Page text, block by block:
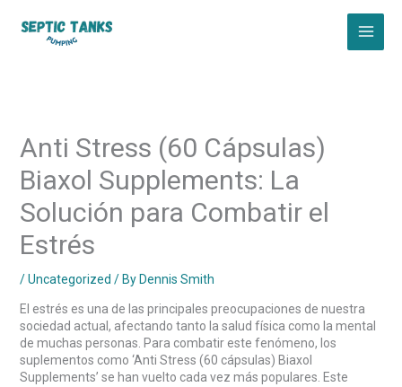
Anti Stress (60 Cápsulas)
Biaxol Supplements: La
Solución para Combatir el
Estrés
/Uncategorized / By Dennis Smith
El estrés es una de las principales preocupaciones de nuestra
sociedad actual, afectando tanto la salud física como la mental
de muchas personas. Para combatir este fenómeno, los
suplementos como ‘Anti Stress (60 cápsulas) Biaxol
Supplements’ se han vuelto cada vez más populares. Este